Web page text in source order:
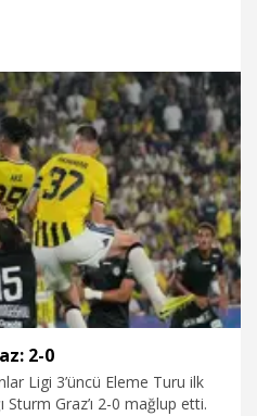
2-0
Ligi 3’üncü Eleme Turu ilk
Sturm Graz’ı 2-0 mağlup etti.